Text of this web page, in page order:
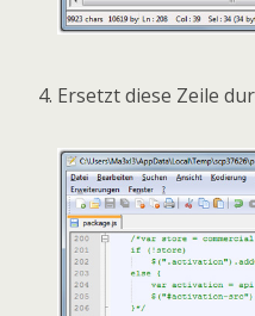
Ersetzt diese Zeile